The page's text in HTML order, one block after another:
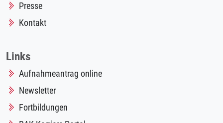
Presse
Kontakt
Links
Aufnahmeantrag online
Newsletter
Fortbildungen